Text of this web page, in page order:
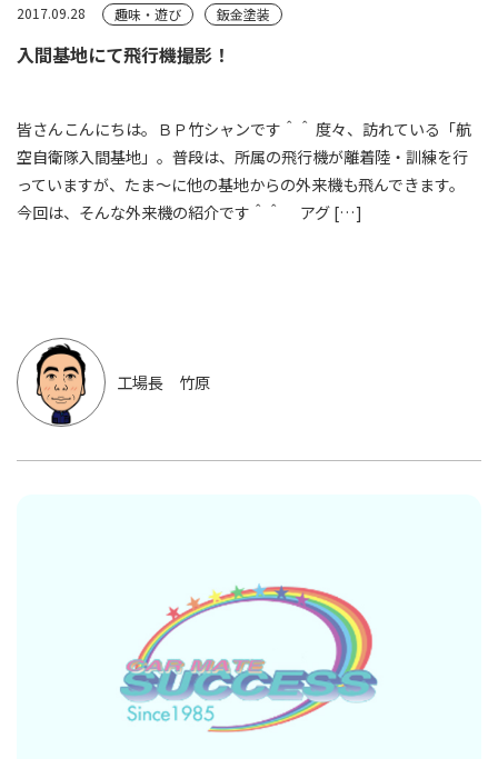
2017.09.28 趣味・遊び 鈑金塗装
入間基地にて飛行機撮影！
皆さんこんにちは。ＢＰ竹シャンです＾＾ 度々、訪れている「航
空自衛隊入間基地」。普段は、所属の飛行機が離着陸・訓練を行
っていますが、たま～に他の基地からの外来機も飛んできます。
今回は、そんな外来機の紹介です＾＾ アグ […]
工場長 竹原